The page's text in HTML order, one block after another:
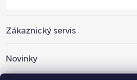
Zákaznický servis
Novinky